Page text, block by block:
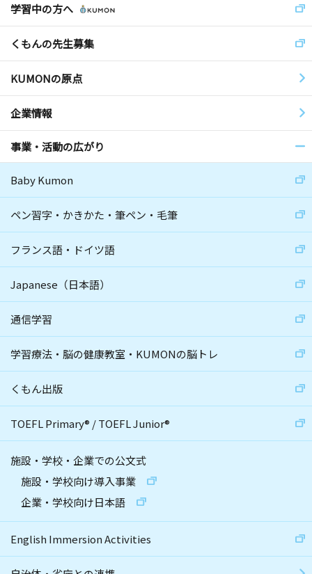
学習中の方へ
くもんの先生募集
KUMONの原点
企業情報
事業・活動の広がり
Baby Kumon
ペン習字・かきかた・筆ペン・毛筆
フランス語・ドイツ語
Japanese（日本語）
通信学習
学習療法・脳の健康教室・KUMONの脳トレ
くもん出版
TOEFL Primary® /TOEFL Junior®
施設・学校・企業での公文式
施設・学校向け導入事業
企業・学校向け日本語
English Immersion Activities